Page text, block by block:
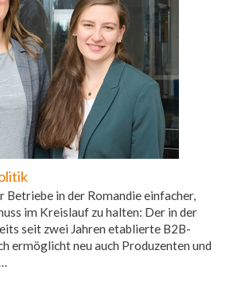
Betriebe in der Romandie einfacher,
im Kreislauf zu halten: Der in der
seit zwei Jahren etablierte B2B-
ermöglicht neu auch Produzenten und